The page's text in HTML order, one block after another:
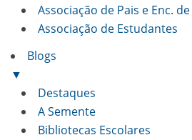
Associação de Pais e Enc.
Associação de Estudantes
Blogs
▼
Destaques
A Semente
Bibliotecas Escolares